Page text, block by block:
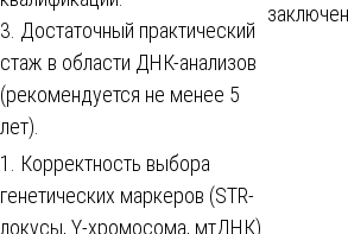
3. Достаточный практический
стаж в области ДНК-анализов
(рекомендуется не менее 5
лет).
1. Корректность выбора
генетических маркеров (STR-
локусы, Y-хромосома, мтДНК)